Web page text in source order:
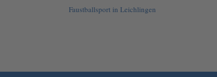
Faustballsport in Leichlingen